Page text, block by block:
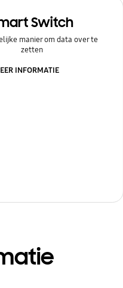
Switch
manier om data over te
zetten
INFORMATIE